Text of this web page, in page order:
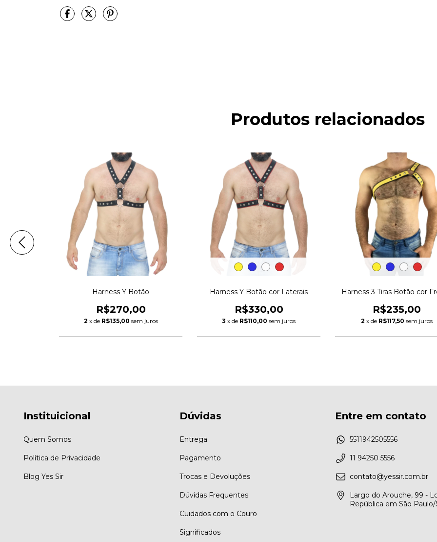
Produtos relacionados
Harness Y Botão
R$270,00
2 x de R$135,00 sem juros
Harness Y Botão cor Laterais
R$330,00
3 x de R$110,00 sem juros
Harness 3 Tiras Botão cor
R$235,00
2 x de R$117,50 sem juros
Instituicional
Quem Somos
Política de Privacidade
Blog Yes Sir
Dúvidas
Entrega
Pagamento
Trocas e Devoluções
Dúvidas Frequentes
Cuidados com o Couro
Significados
Entre em contato
5511942505556
11 94250 5556
contato@yessir.com.br
Largo do Arouche, 99 -
República em São Paulo/